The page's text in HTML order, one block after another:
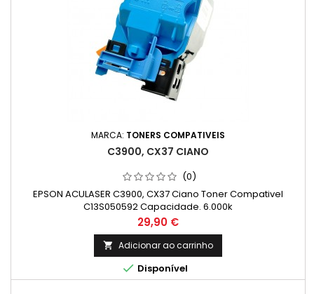
MARCA: TONERS COMPATIVEIS
C3900, CX37 CIANO
(0)
EPSON ACULASER C3900, CX37 Ciano Toner Compativel
C13S050592 Capacidade. 6.000k
Preço
29,90 €
 Adicionar ao carrinho
 Disponível